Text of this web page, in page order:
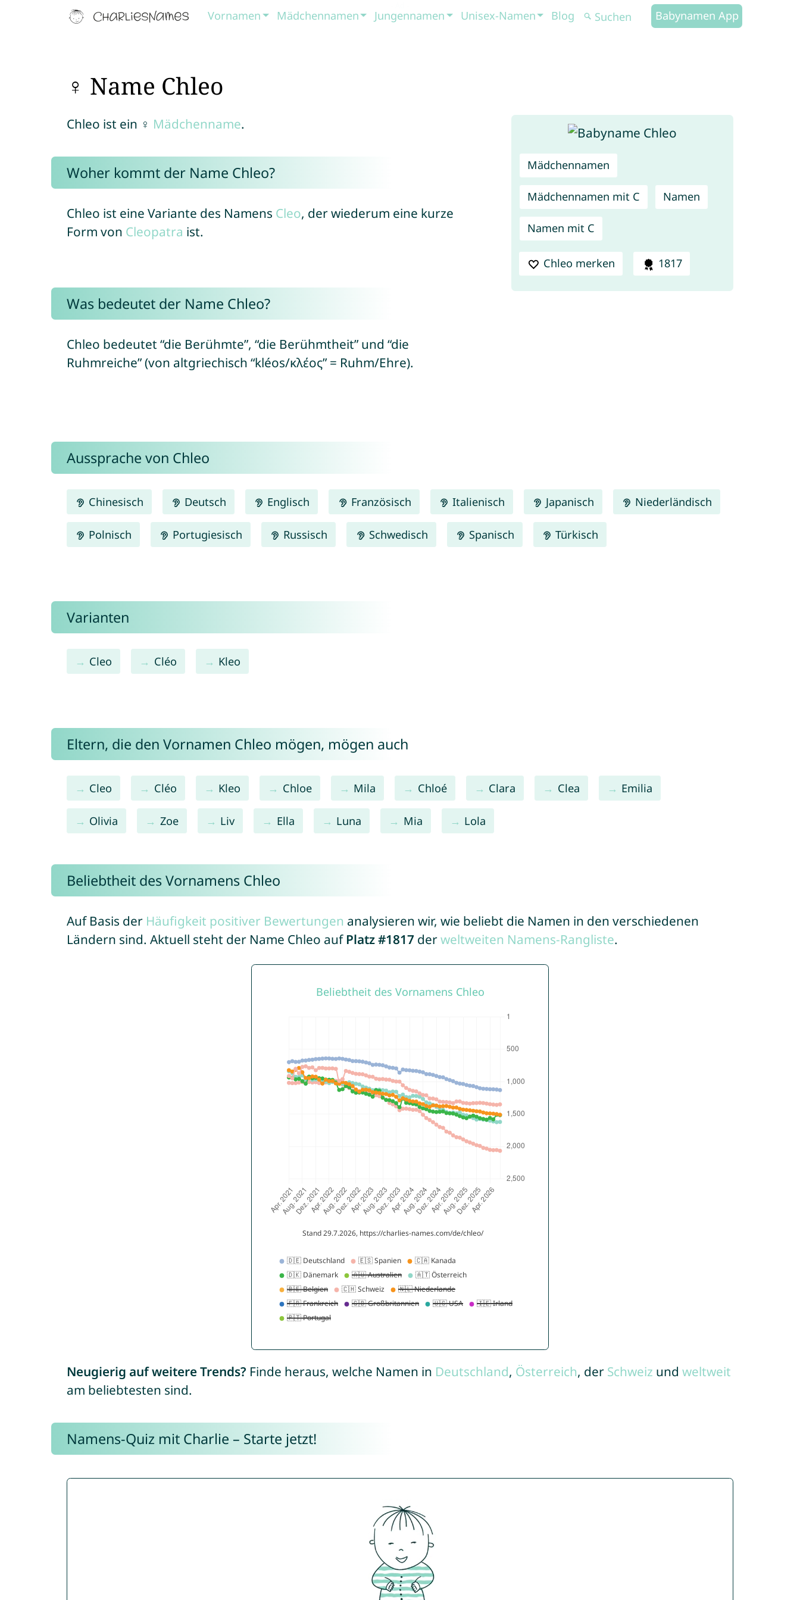
Vornamen Mädchennamen Jungennamen Unisex-Namen Blog Babynamen App
♀ Name Chleo
Mädchennamen
Mädchennamen mit C Namen
Namen mit C
Chleo merken 1817
Chleo ist ein ♀ Mädchenname.
Woher kommt der Name Chleo?
Chleo ist eine Variante des Namens Cleo, der wiederum eine kurze
Form von Cleopatra ist.
Was bedeutet der Name Chleo?
Chleo bedeutet “die Berühmte”, “die Berühmtheit” und “die
Ruhmreiche” (von altgriechisch “kléos/κλέος” = Ruhm/Ehre).
Aussprache von Chleo
Chinesisch Deutsch Englisch Französisch Italienisch Japanisch Niederländisch
Polnisch Portugiesisch Russisch Schwedisch Spanisch Türkisch
Varianten
Cleo Cléo Kleo
Eltern, die den Vornamen Chleo mögen, mögen auch
Cleo Cléo Kleo Chloe Mila Chloé Clara Clea Emilia
Olivia Zoe Liv Ella Luna Mia Lola
Beliebtheit des Vornamens Chleo
Auf Basis der Häufigkeit positiver Bewertungen analysieren wir, wie beliebt die Namen in den verschiedenen
Ländern sind. Aktuell steht der Name Chleo auf Platz #1817 derweltweiten Namens-Rangliste.
Neugierig auf weitere Trends? Finde heraus, welche Namen in Deutschland, Österreich, der Schweiz und weltweit
am beliebtesten sind.
Namens-Quiz mit Charlie – Starte jetzt!